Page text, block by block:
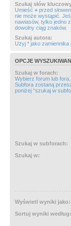
Szukaj słów
Umieść + przed
nie może wystąpić.
nawiasów, tylko jedno
dowolny ciąg znaków.
Szukaj autora:
Użyj * jako zamiennika
OPCJE
Szukaj w forach:
Wybierz forum lub
Subfora zostaną
poniżej “szukaj w
Szukaj w subforach:
Szukaj w:
Wyświetl wyniki jako:
Sortuj wyniki według: